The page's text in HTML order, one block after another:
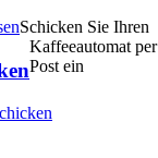
Schicken Sie Ihren
Kaffeeautomat per
Post ein